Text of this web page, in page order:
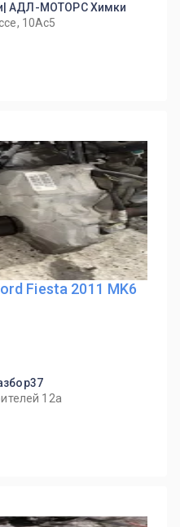
АДЛ-МОТОРС Химки
10Ас5
Fiesta 2011 MK6
12а